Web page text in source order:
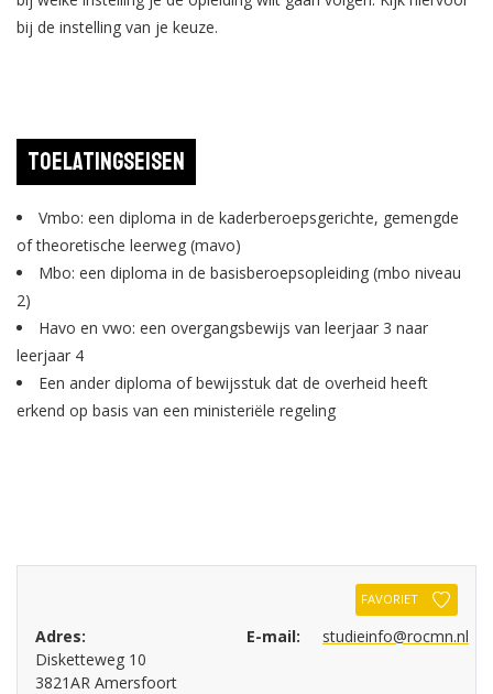
bij de instelling van je keuze.
Toelatingseisen
Vmbo: een diploma in de kaderberoepsgerichte, gemengde
of theoretische leerweg (mavo)
Mbo: een diploma in de basisberoepsopleiding (mbo niveau
2)
Havo en vwo: een overgangsbewijs van leerjaar 3 naar
leerjaar 4
Een ander diploma of bewijsstuk dat de overheid heeft
erkend op basis van een ministeriële regeling
FAVORIET
Adres:
Disketteweg 10
3821AR Amersfoort
E-mail: studieinfo@rocmn.nl